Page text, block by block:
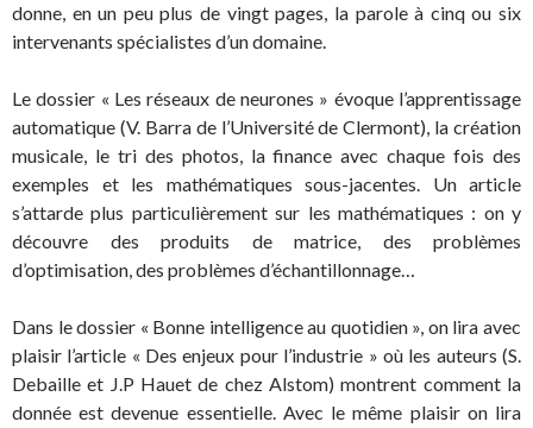
donne, en un peu plus de vingt pages, la parole à cinq ou six
intervenants spécialistes d’un domaine.
Le dossier « Les réseaux de neurones » évoque l’apprentissage
automatique (V. Barra de l’Université de Clermont), la création
musicale, le tri des photos, la finance avec chaque fois des
exemples et les mathématiques sous-jacentes. Un article
s’attarde plus particulièrement sur les mathématiques : on y
découvre des produits de matrice, des problèmes
d’optimisation, des problèmes d’échantillonnage…
Dans le dossier « Bonne intelligence au quotidien », on lira avec
plaisir l’article « Des enjeux pour l’industrie » où les auteurs (S.
Debaille et J.P Hauet de chez Alstom) montrent comment la
donnée est devenue essentielle. Avec le même plaisir on lira